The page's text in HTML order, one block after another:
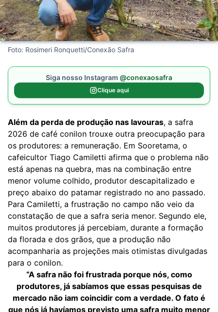
Foto: Rosimeri Ronquetti/Conexão Safra
Siga nosso Instagram @conexaosafra
Clique aqui
Além da perda de produção nas lavouras, a safra
2026 de café conilon trouxe outra preocupação para
os produtores: a remuneração. Em Sooretama, o
cafeicultor Tiago Camiletti afirma que o problema não
está apenas na quebra, mas na combinação entre
menor volume colhido, produtor descapitalizado e
preço abaixo do patamar registrado no ano passado.
Para Camiletti, a frustração no campo não veio da
constatação de que a safra seria menor. Segundo ele,
muitos produtores já percebiam, durante a formação
da florada e dos grãos, que a produção não
acompanharia as projeções mais otimistas divulgadas
para o conilon.
“A safra não foi frustrada porque nós, como
produtores, já sabíamos que essas pesquisas de
mercado não iam coincidir com a verdade. O fato é
que nós já havíamos previsto uma safra muito menor